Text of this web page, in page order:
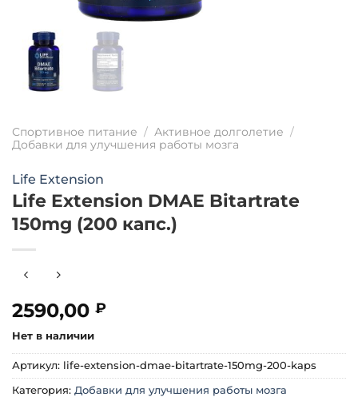
Спортивное питание / Активное долголетие /
Добавки для улучшения работы мозга
Life Extension
Life Extension DMAE Bitartrate
150mg (200 капс.)
2590,00 ₽
Нет в наличии
Артикул: life-extension-dmae-bitartrate-150mg-200-kaps
Категория: Добавки для улучшения работы мозга